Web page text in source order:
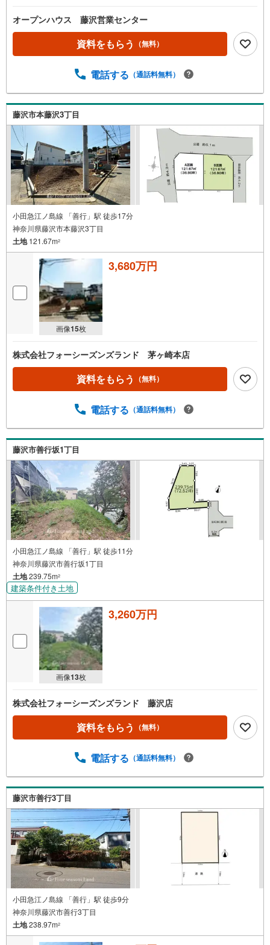
にご連絡ください！現地を見学される場合は「室内・現地
を見学する（無料）」ボタンよりご希望の日時をご記入い
ただけますとスムーズにご案内が可能です。◎現地のご案
内について・平日や夜遅い時間帯もご案内が可能 ※定休日
たします。・車でご自宅や最寄り駅等、ご指定の場所まで
個別FP相談会 無料物件のご紹介だけでなく住宅ローン・
資金のご相談、まずは家探しについて話を聞きたいという
方も大歓迎です！年間8000棟以上の限定物件を発表してい
るオープンハウスだから出会える物件が多数ございます。
ぜひお気軽にご連絡・ご相談ください！※限定物件:当社の
み、もしくは当社を含めた数社でのみご紹介可能なオープ
ンハウス・ディベロップメントの物件
オープンハウス 藤沢営業センター
資料をもらう （無料）
電話する （通話料無料）
藤沢市本藤沢3丁目
小田急江ノ島線 「善行」駅 徒歩17分
神奈川県藤沢市本藤沢3丁目
土地121.67m2
画像15枚
3,680万円
株式会社フォーシーズンズランド 茅ヶ崎本店
資料をもらう （無料）
電話する （通話料無料）
藤沢市善行坂1丁目
小田急江ノ島線 「善行」駅 徒歩11分
神奈川県藤沢市善行坂1丁目
土地239.75m2
建築条件付き土地
画像13枚
3,260万円
株式会社フォーシーズンズランド 藤沢店
資料をもらう （無料）
電話する （通話料無料）
藤沢市善行3丁目
小田急江ノ島線 「善行」駅 徒歩9分
神奈川県藤沢市善行3丁目
土地238.97m2